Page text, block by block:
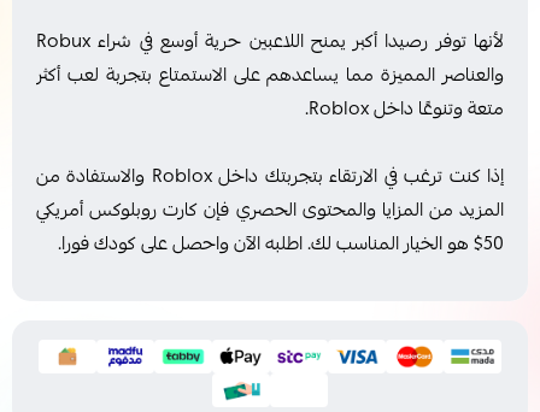
لأنها توفر رصيدا أكبر يمنح اللاعبين حرية أوسع في شراء Robux
والعناصر المميزة مما يساعدهم على الاستمتاع بتجربة لعب أكثر
متعة وتنوعًا داخل Roblox.
إذا كنت ترغب في الارتقاء بتجربتك داخل Roblox والاستفادة من
المزيد من المزايا والمحتوى الحصري فإن كارت روبلوكس أمريكي
50$ هو الخيار المناسب لك. اطلبه الآن واحصل على كودك فورا.